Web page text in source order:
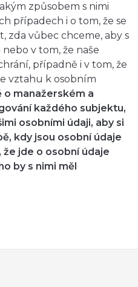
způsobem s nimi
případech i o tom, že se
zda vůbec chceme, aby s
v tom, že naše
případně i v tom, že
vztahu k osobním
o manažerském a
každého subjektu,
osobními údaji, aby si
kdy jsou osobní údaje
jde o osobní údaje
by s nimi měl